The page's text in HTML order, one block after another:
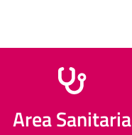
Area Sanitaria